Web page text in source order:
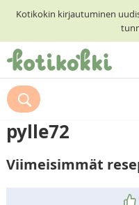
Kotikokin kirjautuminen
ETUSIVU
RESEPTIHAKU
RUOKATEEMAT
KESKUSTELUT
pylle72
Viimeisimmät